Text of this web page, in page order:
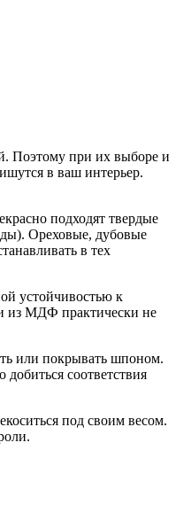
Поэтому при их выборе и
в ваш интерьер.
подходят твердые
Ореховые, дубовые
в тех
устойчивостью к
из МДФ практически не
или покрывать шпоном.
соответствия
под своим весом.